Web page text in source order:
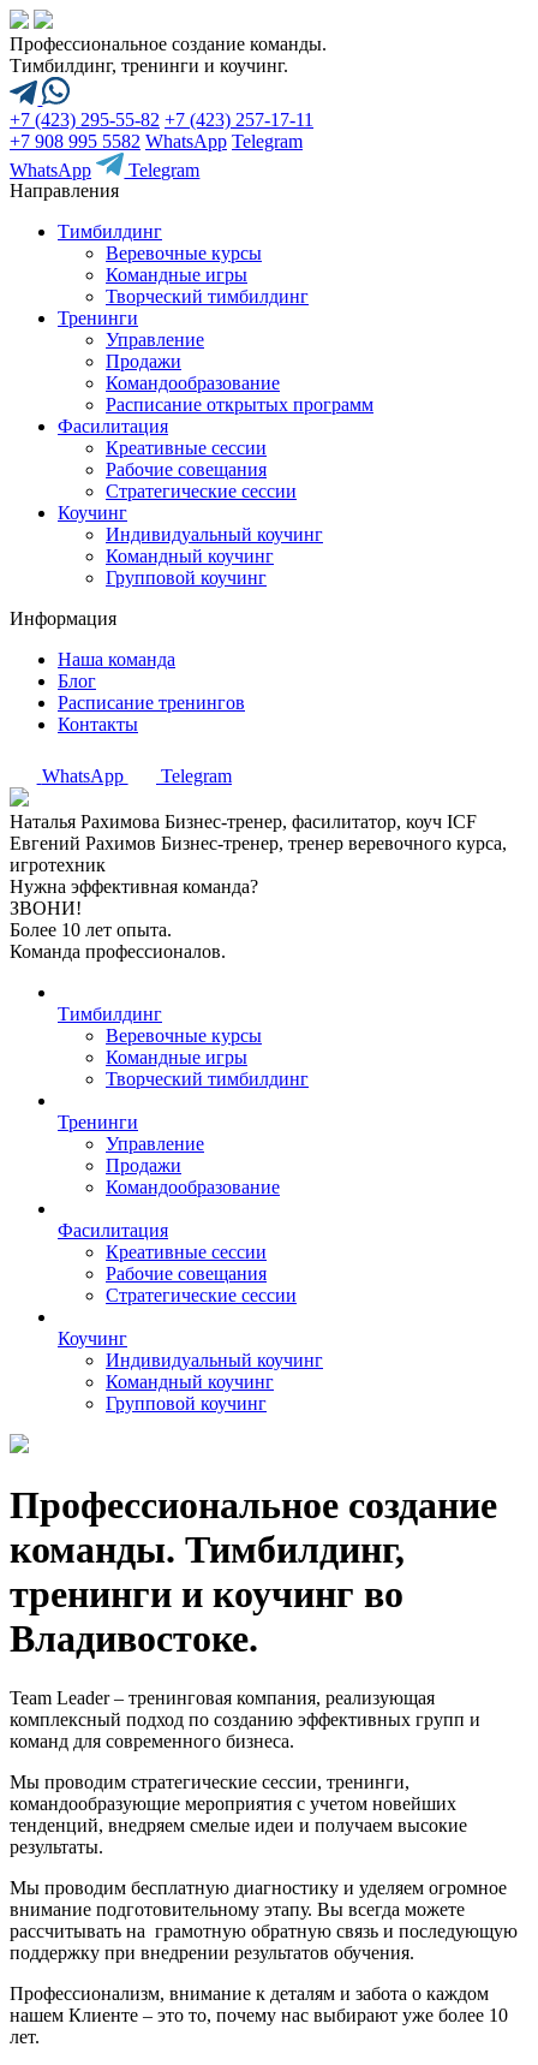
Профессиональное создание команды.
Тимбилдинг, тренинги и коучинг.
+7 (423) 295-55-82 +7 (423) 257-17-11
+7 908 995 5582 WhatsApp Telegram
WhatsApp
Telegram
Направления
Тимбилдинг
Веревочные курсы
Командные игры
Творческий тимбилдинг
Тренинги
Управление
Продажи
Командообразование
Расписание открытых программ
Фасилитация
Креативные сессии
Рабочие совещания
Стратегические сессии
Коучинг
Индивидуальный коучинг
Командный коучинг
Групповой коучинг
Информация
Наша команда
Блог
Расписание тренингов
Контакты
WhatsApp Telegram
Наталья Рахимова Бизнес-тренер, фасилитатор, коуч ICF
Евгений Рахимов Бизнес-тренер, тренер веревочного курса,
игротехник
Нужна эффективная команда?
ЗВОНИ!
Более 10 лет опыта.
Команда профессионалов.
Тимбилдинг
Веревочные курсы
Командные игры
Творческий тимбилдинг
Тренинги
Управление
Продажи
Командообразование
Фасилитация
Креативные сессии
Рабочие совещания
Стратегические сессии
Коучинг
Индивидуальный коучинг
Командный коучинг
Групповой коучинг
Профессиональное создание
команды. Тимбилдинг,
тренинги и коучинг во
Владивостоке.
Team Leader – тренинговая компания, реализующая
комплексный подход по созданию эффективных групп и
команд для современного бизнеса.
Мы проводим стратегические сессии, тренинги,
командообразующие мероприятия с учетом новейших
тенденций, внедряем смелые идеи и получаем высокие
результаты.
Мы проводим бесплатную диагностику и уделяем огромное
внимание подготовительному этапу. Вы всегда можете
рассчитывать на грамотную обратную связь и последующую
поддержку при внедрении результатов обучения.
Профессионализм, внимание к деталям и забота о каждом
нашем Клиенте – это то, почему нас выбирают уже более 10
лет.